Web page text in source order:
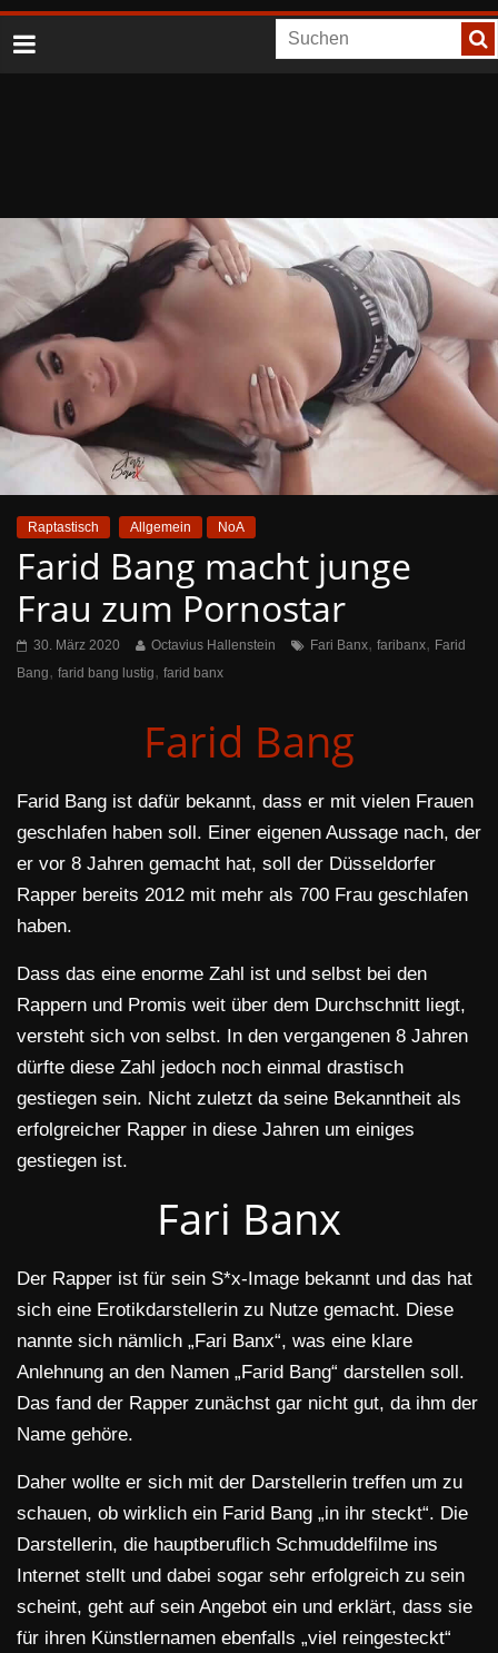
Raptastisch Allgemein NoA
Farid Bang macht junge
Frau zum Pornostar
30. März 2020 Octavius Hallenstein Fari Banx, faribanx, Farid
Bang, farid bang lustig, farid banx
Farid Bang
Farid Bang ist dafür bekannt, dass er mit vielen Frauen
geschlafen haben soll. Einer eigenen Aussage nach, der
er vor 8 Jahren gemacht hat, soll der Düsseldorfer
Rapper bereits 2012 mit mehr als 700 Frau geschlafen
haben.
Dass das eine enorme Zahl ist und selbst bei den
Rappern und Promis weit über dem Durchschnitt liegt,
versteht sich von selbst. In den vergangenen 8 Jahren
dürfte diese Zahl jedoch noch einmal drastisch
gestiegen sein. Nicht zuletzt da seine Bekanntheit als
erfolgreicher Rapper in diese Jahren um einiges
gestiegen ist.
Fari Banx
Der Rapper ist für sein S*x-Image bekannt und das hat
sich eine Erotikdarstellerin zu Nutze gemacht. Diese
nannte sich nämlich „Fari Banx“, was eine klare
Anlehnung an den Namen „Farid Bang“ darstellen soll.
Das fand der Rapper zunächst gar nicht gut, da ihm der
Name gehöre.
Daher wollte er sich mit der Darstellerin treffen um zu
schauen, ob wirklich ein Farid Bang „in ihr steckt“. Die
Darstellerin, die hauptberuflich Schmuddelfilme ins
Internet stellt und dabei sogar sehr erfolgreich zu sein
scheint, geht auf sein Angebot ein und erklärt, dass sie
für ihren Künstlernamen ebenfalls „viel reingesteckt“